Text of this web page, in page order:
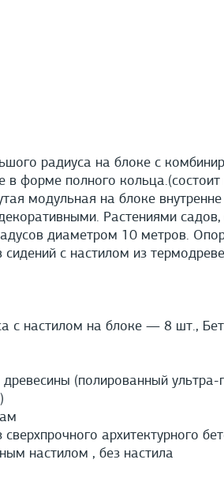
радиуса на блоке с
форме полного
модульная на блоке
Растениями
диаметром 10 метров.
с настилом из
с настилом на блоке — 8 шт.,
(полированный
архитектурного
настилом , без настила